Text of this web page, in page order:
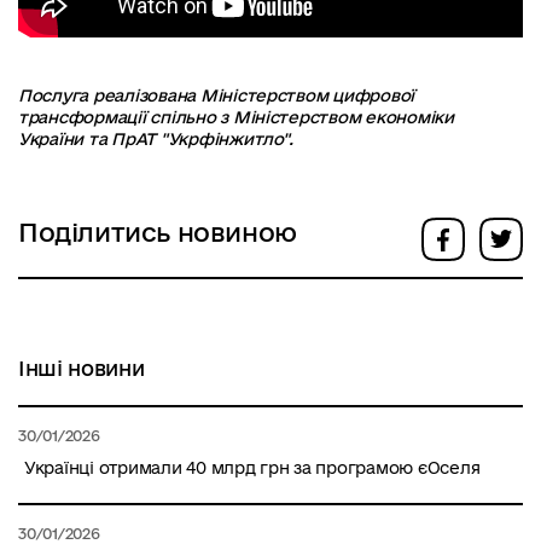
Послуга реалізована Міністерством цифрової
трансформації спільно з Міністерством економіки
України та ПрАТ "Укрфінжитло".
Поділитись новиною
Інші новини
30/01/2026
Українці отримали 40 млрд грн за програмою єОселя
30/01/2026